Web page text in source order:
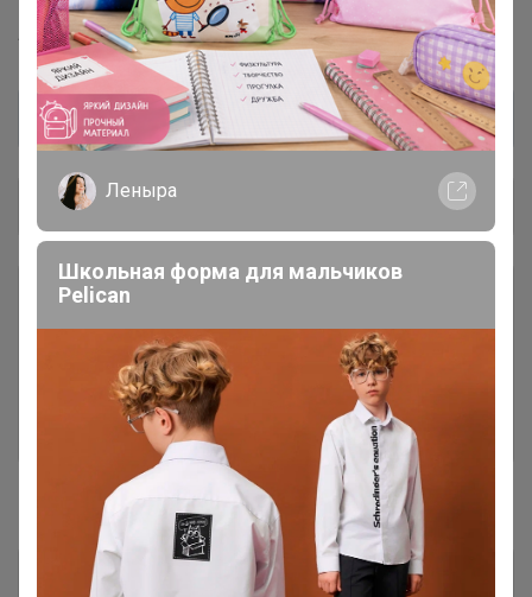
Общий каталог
Ё-батон новый поставщик,
В первые выкупы нужно собрать минималку и
по вашим заказам подобрать позиции, которые
будем держать в наличии ) После нескольких
выкупов будет как вся закупка )
#В наличии
Магний все формы
Академия-Т™ Be First™
Леныра
Школьная форма для мальчиков
Pelican